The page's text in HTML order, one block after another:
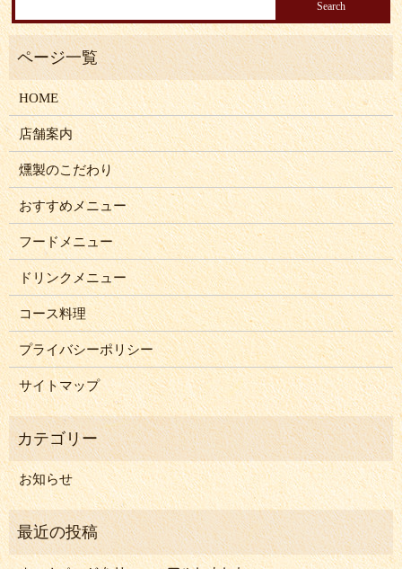
HOME
店舗案内
燻製のこだわり
おすすめメニュー
フードメニュー
ドリンクメニュー
コース料理
プライバシーポリシー
サイトマップ
お知らせ